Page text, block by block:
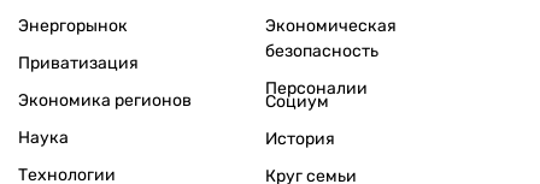
Энергорынок
Приватизация
Экономика регионов
Экономическая
безопасность
Персоналии
Наука
Технологии
Социум
История
Круг семьи